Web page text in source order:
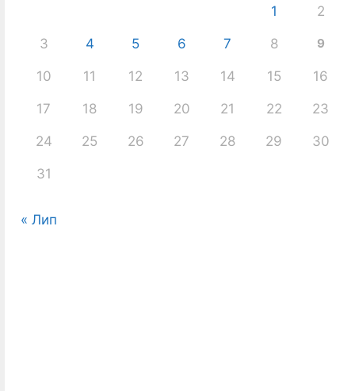
1 2
3 4 5 6 7 8 9
10 11 12 13 14 15 16
17 18 19 20 21 22 23
24 25 26 27 28 29 30
31
« Лип